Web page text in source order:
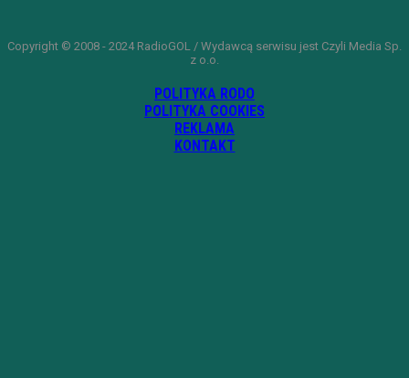
Copyright © 2008 - 2024 RadioGOL / Wydawcą serwisu jest Czyli Media Sp.
z o.o.
POLITYKA RODO
POLITYKA COOKIES
REKLAMA
KONTAKT